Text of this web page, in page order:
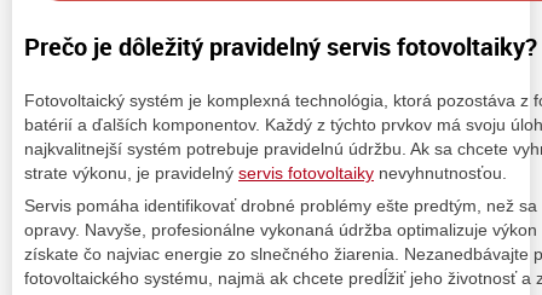
Prečo je dôležitý pravidelný servis fotovoltaiky?
Fotovoltaický systém je komplexná technológia, ktorá pozostáva z
batérií a ďalších komponentov. Každý z týchto prvkov má svoju
najkvalitnejší systém potrebuje pravidelnú údržbu. Ak sa chcete
strate výkonu, je pravidelný servis fotovoltaiky nevyhnutnosťou.
Servis pomáha identifikovať drobné problémy ešte predtým, než
opravy. Navyše, profesionálne vykonaná údržba optimalizuje
získate čo najviac energie zo slnečného žiarenia. Nezanedbávajte
fotovoltaického systému, najmä ak chcete predĺžiť jeho životnosť a